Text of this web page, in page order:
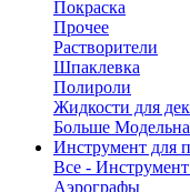
Покраска
Прочее
Растворители
Шпаклевка
Полироли
Жидкости для
Больше
Инструмент для
Все -
Аэрографы